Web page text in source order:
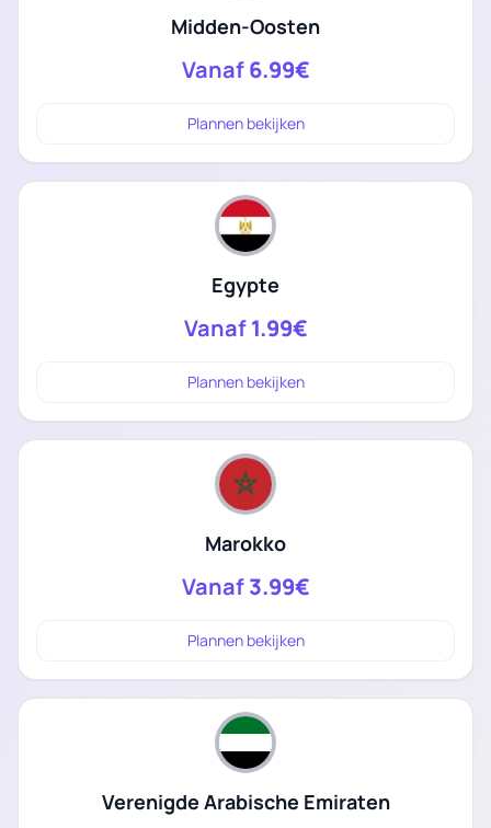
Midden-Oosten
Vanaf6.99€
Plannen bekijken
Egypte
Vanaf1.99€
Plannen bekijken
Marokko
Vanaf3.99€
Plannen bekijken
Verenigde Arabische Emiraten